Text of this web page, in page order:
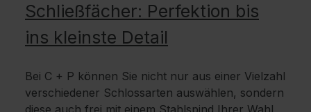
Schließfächer: Perfektion bis
ins kleinste Detail
Bei C + P können Sie nicht nur aus einer Vielzahl
verschiedener Schlossarten auswählen, sondern